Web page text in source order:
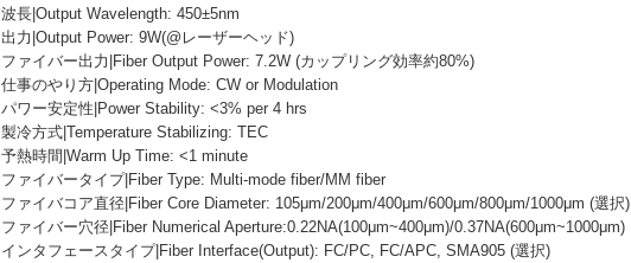
波長|Output Wavelength: 450±5nm
出力|Output Power: 9W(@レーザーヘッド)
ファイバー出力|Fiber Output Power: 7.2W (カップリング効率約80%)
仕事のやり方|Operating Mode: CW or Modulation
パワー安定性|Power Stability: <3% per 4 hrs
製冷方式|Temperature Stabilizing: TEC
予熱時間|Warm Up Time: <1 minute
ファイバータイプ|Fiber Type: Multi-mode fiber/MM fiber
ファイバコア直径|Fiber Core Diameter: 105μm/200μm/400μm/600μm/800μm/1000μm (選択)
ファイバー穴径|Fiber Numerical Aperture:0.22NA(100μm~400μm)/0.37NA(600μm~1000μm)
インタフェースタイプ|Fiber Interface(Output): FC/PC, FC/APC, SMA905 (選択)